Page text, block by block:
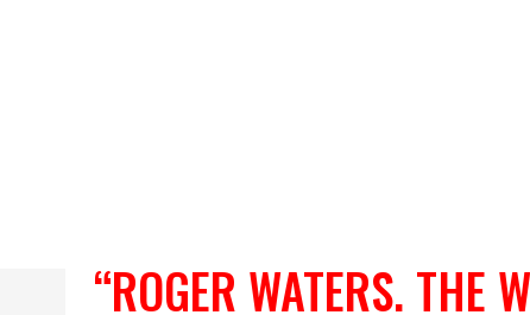
“ROGER WATERS. THE